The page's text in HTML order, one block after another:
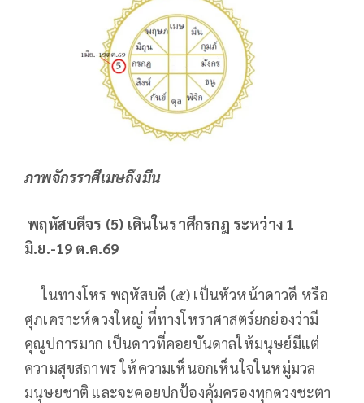
ภาพจักรราศีเมษถึงมีน
พฤหัสบดีจร (5) เดินในราศีกรกฎ ระหว่าง 1
มิ.ย.-19 ต.ค.69
ในทางโหร พฤหัสบดี (๕) เป็นหัวหน้าดาวดี หรือ
ศุภเคราะห์ดวงใหญ่ ที่ทางโหราศาสตร์ยกย่องว่ามี
คุณูปการมาก เป็นดาวที่คอยบันดาลให้มนุษย์มีแต่
ความสุขสถาพร ให้ความเห็นอกเห็นใจในหมู่มวล
มนุษยชาติ และจะคอยปกป้องคุ้มครองทุกดวงชะตา